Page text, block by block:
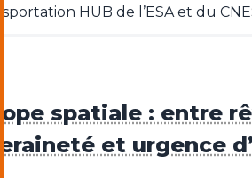
HUB de l’ESA et du
spatiale : entre
et urgence